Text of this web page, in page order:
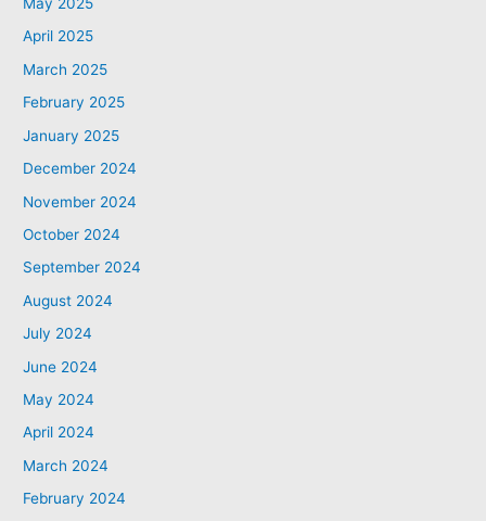
April 2025
March 2025
February 2025
January 2025
December 2024
November 2024
October 2024
September 2024
August 2024
July 2024
June 2024
May 2024
April 2024
March 2024
February 2024